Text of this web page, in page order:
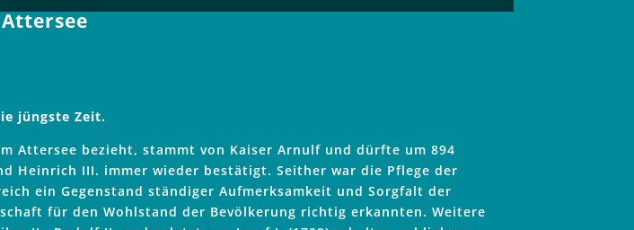
jüngste Zeit.
Attersee bezieht, stammt von Kaiser Arnulf und dürfte um 894
Heinrich III. immer wieder bestätigt. Seither war die Pflege der
ein Gegenstand ständiger Aufmerksamkeit und Sorgfalt der
für den Wohlstand der Bevölkerung richtig erkannten. Weitere